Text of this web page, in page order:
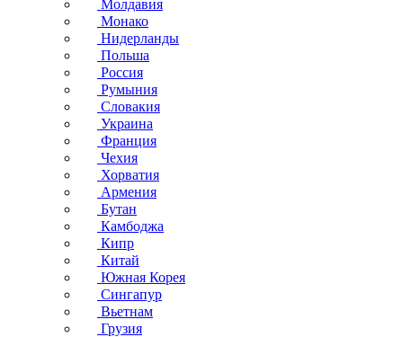
Молдавия
Монако
Нидерланды
Польша
Россия
Румыния
Словакия
Украина
Франция
Чехия
Хорватия
Армения
Бутан
Камбоджа
Кипр
Китай
Южная Корея
Сингапур
Вьетнам
Грузия